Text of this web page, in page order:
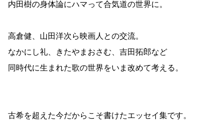
内田樹の身体論にハマって合気道の世界に。
高倉健、山田洋次ら映画人との交流。
なかにし礼、きたやまおさむ、吉田拓郎など
同時代に生まれた歌の世界をいま改めて考える。
古希を超えた今だからこそ書けたエッセイ集です。